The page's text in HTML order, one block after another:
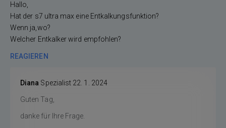
Hallo,
Hat der s7 ultra max eine Entkalkungsfunktion?
Wenn ja,wo?
Welcher Entkalker wird empfohlen?
REAGIEREN
Diana Spezialist 22. 1. 2024
Guten Tag,
danke für Ihre Frage.